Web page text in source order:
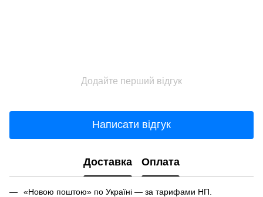
Додайте перший відгук
Написати відгук
Доставка Оплата
«Новою поштою» по Україні — за тарифами НП.